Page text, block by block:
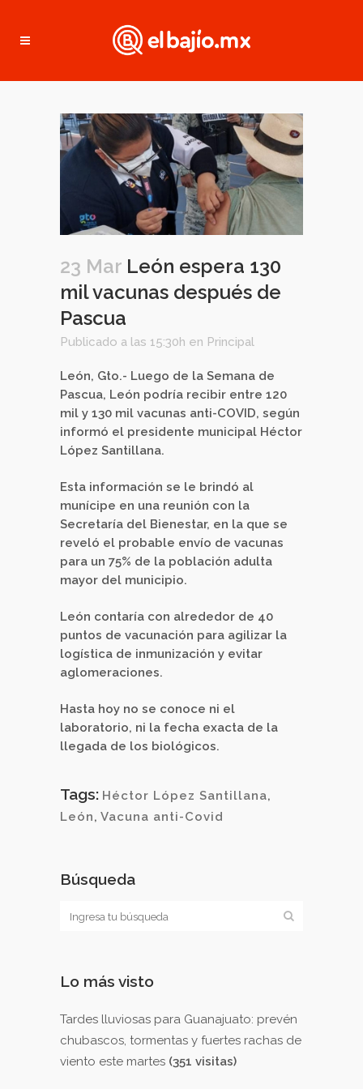
23 Mar León espera 130
mil vacunas después de
Pascua
Publicado a las 15:30h en Principal
León, Gto.- Luego de la Semana de
Pascua, León podría recibir entre 120
mil y 130 mil vacunas anti-COVID, según
informó el presidente municipal Héctor
López Santillana.
Esta información se le brindó al
munícipe en una reunión con la
Secretaría del Bienestar, en la que se
reveló el probable envío de vacunas
para un 75% de la población adulta
mayor del municipio.
León contaría con alrededor de 40
puntos de vacunación para agilizar la
logística de inmunización y evitar
aglomeraciones.
Hasta hoy no se conoce ni el
laboratorio, ni la fecha exacta de la
llegada de los biológicos.
Tags: Héctor López Santillana,
León, Vacuna anti-Covid
Búsqueda
Lo más visto
Tardes lluviosas para Guanajuato: prevén
chubascos, tormentas y fuertes rachas de
viento este martes (351 visitas)